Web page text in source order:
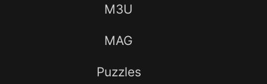
M3U
MAG
Puzzles